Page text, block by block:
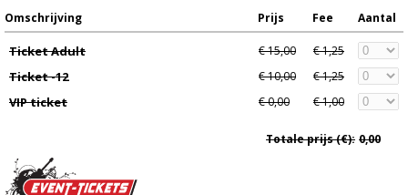
Omschrijving Prijs Fee Aantal
Ticket Adult € 15,00 € 1,25
Ticket -12 € 10,00 € 1,25
VIP ticket € 0,00 € 1,00
Totale prijs (€): 0,00